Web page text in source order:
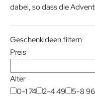
dabei, so dass die
Geschenkideen filtern
Preis
Alter
0-174 2-449 5-896